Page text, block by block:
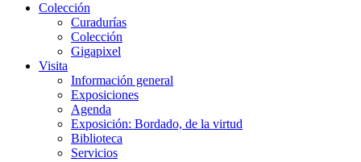
Colección
Curadurías
Colección
Gigapixel
Visita
Información general
Exposiciones
Agenda
Exposición: Bordado, de la virtud
Biblioteca
Servicios